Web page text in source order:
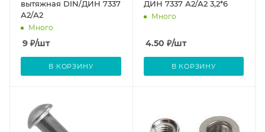
вытяжная DIN/ДИН 7337
А2/А2
Много
9 ₽/шт
В КОРЗИНУ
ДИН 7337 А2/А2 3,2*6
Много
4.50 ₽/шт
В КОРЗИНУ